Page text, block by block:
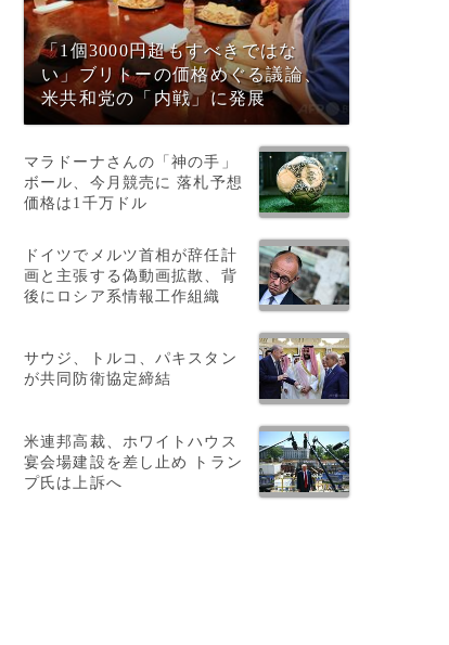
「1個3000円超もすべきではな
い」ブリトーの価格めぐる議論、
米共和党の「内戦」に発展
マラドーナさんの「神の手」
ボール、今月競売に 落札予想
価格は1千万ドル
ドイツでメルツ首相が辞任計
画と主張する偽動画拡散、背
後にロシア系情報工作組織
サウジ、トルコ、パキスタン
が共同防衛協定締結
米連邦高裁、ホワイトハウス
宴会場建設を差し止め トラン
プ氏は上訴へ